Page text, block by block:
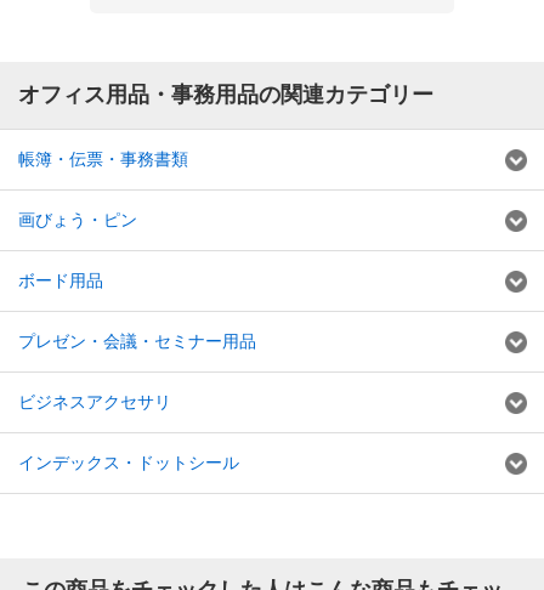
オフィス用品・事務用品の関連カテゴリー
帳簿・伝票・事務書類
画びょう・ピン
ボード用品
プレゼン・会議・セミナー用品
ビジネスアクセサリ
インデックス・ドットシール